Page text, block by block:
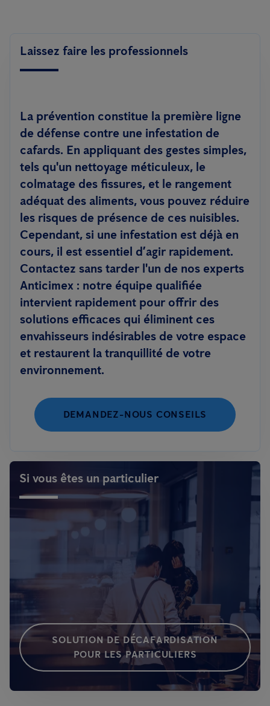
Laissez faire les professionnels
La prévention constitue la première ligne
de défense contre une infestation de
cafards. En appliquant des gestes simples,
tels qu'un nettoyage méticuleux, le
colmatage des fissures, et le rangement
adéquat des aliments, vous pouvez réduire
les risques de présence de ces nuisibles.
Cependant, si une infestation est déjà en
cours, il est essentiel d’agir rapidement.
Contactez sans tarder l'un de nos experts
Anticimex : notre équipe qualifiée
intervient rapidement pour offrir des
solutions efficaces qui éliminent ces
envahisseurs indésirables de votre espace
et restaurent la tranquillité de votre
environnement.
DEMANDEZ-NOUS CONSEILS
Si vous êtes un particulier
SOLUTION DE DÉCAFARDISATION
POUR LES PARTICULIERS